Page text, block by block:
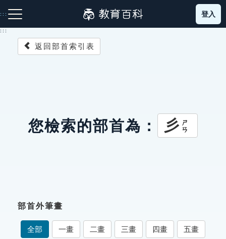
到
主
:::
成語故事
索引選單
登入
:::
返回部首索引表
您檢索的部首為： 彡 ㄕㄢ
部首外筆畫
全部 一畫 二畫 三畫 四畫 五畫